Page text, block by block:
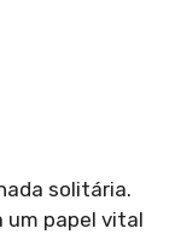
solitária.
um papel vital